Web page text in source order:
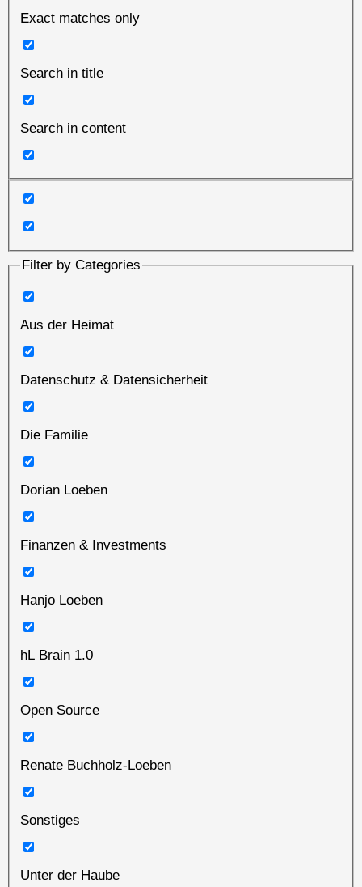
Exact matches only
Search in title
Search in content
Filter by Categories
Aus der Heimat
Datenschutz & Datensicherheit
Die Familie
Dorian Loeben
Finanzen & Investments
Hanjo Loeben
hL Brain 1.0
Open Source
Renate Buchholz-Loeben
Sonstiges
Unter der Haube